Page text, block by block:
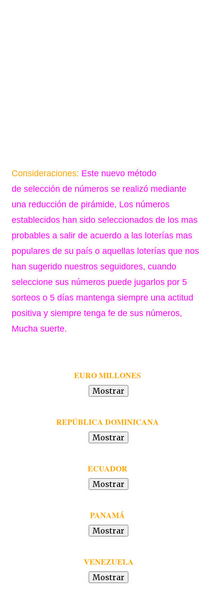
Consideraciones: Este nuevo método
de selección de números se realizó mediante
una reducción de pirámide, Los números
establecidos han sido seleccionados de los mas
probables a salir de acuerdo a las loterías mas
populares de su país o aquellas loterías que nos
han sugerido nuestros seguidores, cuando
seleccione sus números puede jugarlos por 5
sorteos o 5 días mantenga siempre una actitud
positiva y siempre tenga fe de sus números,
Mucha suerte.
EURO MILLONES
REPÚBLICA DOMINICANA
ECUADOR
PANAMÁ
VENEZUELA